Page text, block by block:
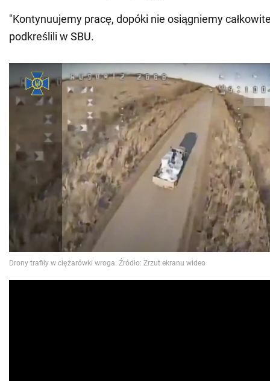
"Kontynuujemy pracę, dopóki nie osiągniemy
podkreślili w SBU.